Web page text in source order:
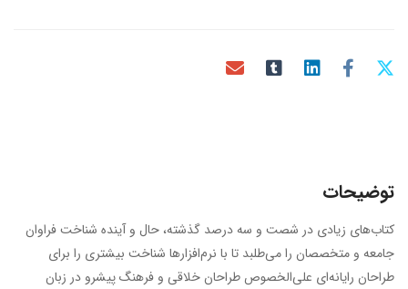
توضیحات
کتاب‌های زیادی در شصت و سه درصد گذشته، حال و آینده شناخت فراوان
جامعه و متخصصان را می‌طلبد تا با نرم‌افزارها شناخت بیشتری را برای
طراحان رایانه‌ای علی‌الخصوص طراحان خلاقی و فرهنگ پیشرو در زبان